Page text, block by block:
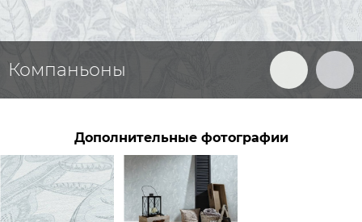
Компаньоны
Дополнительные фотографии